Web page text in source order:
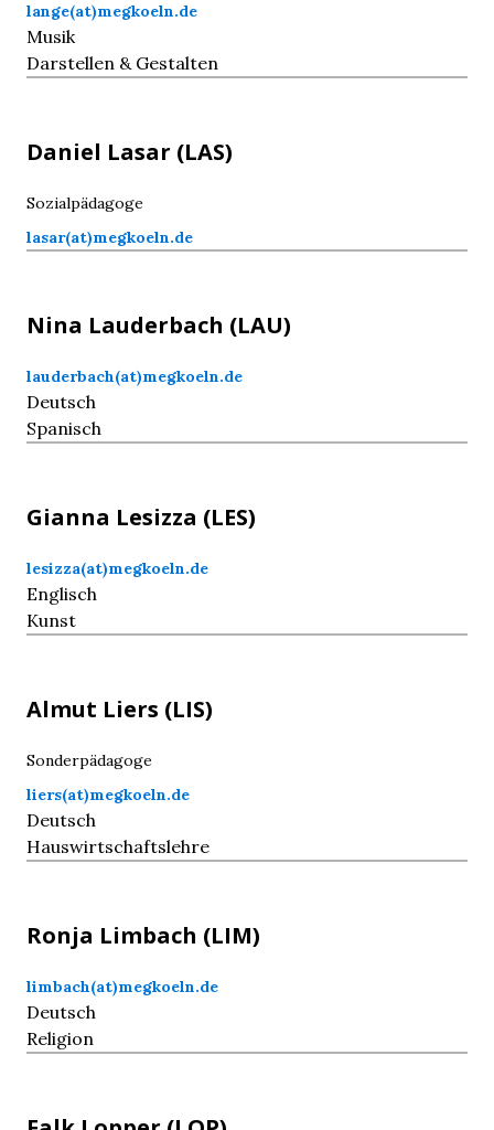
lange(at)megkoeln.de
Musik
Darstellen & Gestalten
Daniel Lasar (LAS)
Sozialpädagoge
lasar(at)megkoeln.de
Nina Lauderbach (LAU)
lauderbach(at)megkoeln.de
Deutsch
Spanisch
Gianna Lesizza (LES)
lesizza(at)megkoeln.de
Englisch
Kunst
Almut Liers (LIS)
Sonderpädagoge
liers(at)megkoeln.de
Deutsch
Hauswirtschaftslehre
Ronja Limbach (LIM)
limbach(at)megkoeln.de
Deutsch
Religion